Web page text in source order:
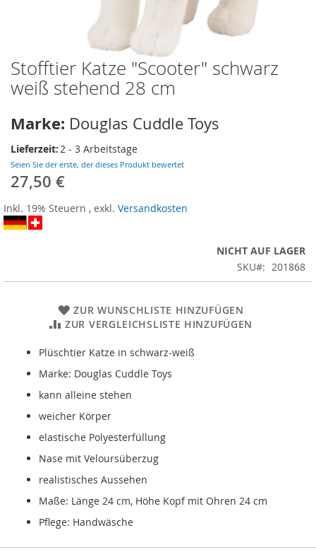
Zum
Anfang
der
springen
Stofftier Katze "Scooter" schwarz
weiß stehend 28 cm
Marke: Douglas Cuddle Toys
Lieferzeit:2 - 3 Arbeitstage
Seien Sie der erste, der dieses Produkt bewertet
27,50 €
Inkl. 19% Steuern , exkl. Versandkosten
NICHT AUF LAGER
SKU
201868
ZUR WUNSCHLISTE HINZUFÜGEN
ZUR VERGLEICHSLISTE HINZUFÜGEN
Plüschtier Katze in schwarz-weiß
Marke: Douglas Cuddle Toys
kann alleine stehen
weicher Körper
elastische Polyesterfüllung
Nase mit Veloursüberzug
realistisches Aussehen
Maße: Länge 24 cm, Höhe Kopf mit Ohren 24 cm
Pflege: Handwäsche